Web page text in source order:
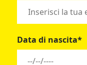
Data di nascita*